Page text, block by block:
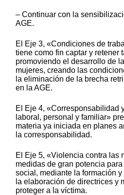
‒ Continuar con la
AGE.
El Eje 3, «Condiciones de
tiene como fin captar y retener
promoviendo el desarrollo de
mujeres, creando las
la eliminación de la brecha
en la AGE.
El Eje 4, «Corresponsabilidad
laboral, personal y familiar»
materia ya iniciada en planes
la corresponsabilidad.
El Eje 5, «Violencia contra las
medidas de gran potencia
social, mediante la formación
la elaboración de directrices y
proteger a la víctima.